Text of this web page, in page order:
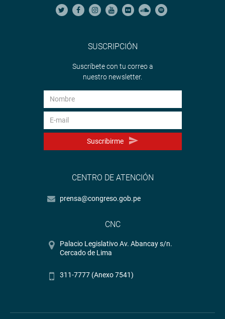
SUSCRIPCIÓN
Suscríbete con tu correo a
nuestro newsletter.
Suscribirme
CENTRO DE ATENCIÓN
prensa@congreso.gob.pe
CNC
Palacio Legislativo Av. Abancay s/n.
Cercado de Lima
311-7777 (Anexo 7541)